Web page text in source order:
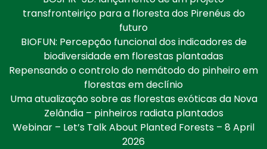
transfronteiriço para a floresta dos Pirenéus do
futuro
BIOFUN: Percepção funcional dos indicadores de
biodiversidade em florestas plantadas
Repensando o controlo do nemátodo do pinheiro em
florestas em declínio
Uma atualização sobre as florestas exóticas da Nova
Zelândia – pinheiros radiata plantados
Webinar – Let’s Talk About Planted Forests – 8 April
2026